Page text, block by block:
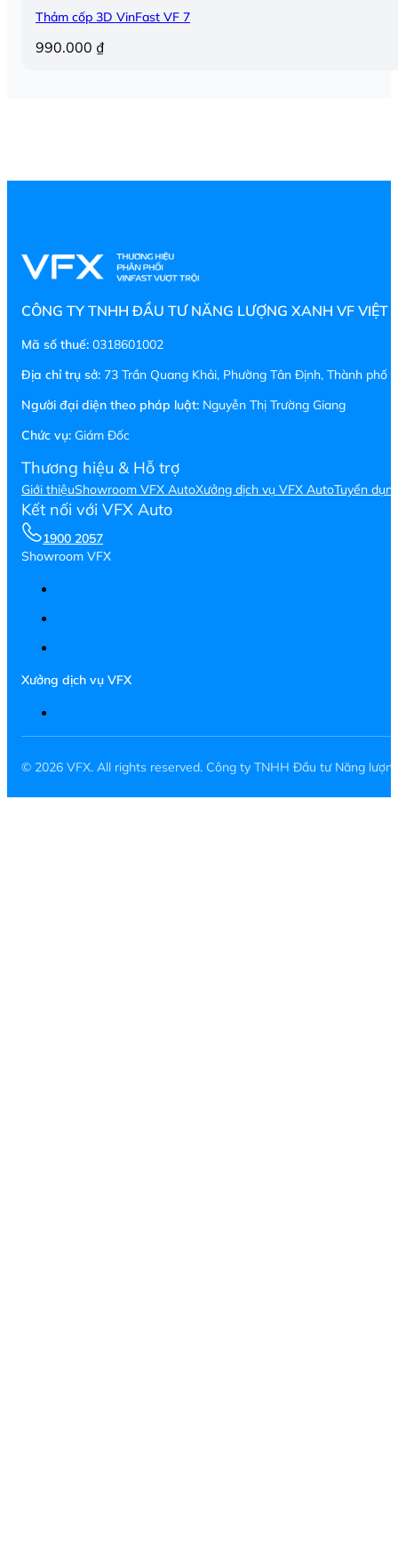
Thảm cốp 3D VinFast VF 7
990.000 ₫
CÔNG TY TNHH ĐẦU TƯ NĂNG LƯỢNG XANH VF VIỆT
Mã số thuế: 0318601002
Địa chỉ trụ sở: 73 Trần Quang Khải, Phường Tân Định, Thành phố
Người đại diện theo pháp luật: Nguyễn Thị Trường Giang
Chức vụ: Giám Đốc
Thương hiệu & Hỗ trợ
Giới thiệuShowroom VFX AutoXưởng dịch vụ VFX AutoTuyển
Kết nối với VFX Auto
1900 2057
Showroom VFX
Xưởng dịch vụ VFX
© 2026 VFX. All rights reserved. Công ty TNHH Đầu tư Năng